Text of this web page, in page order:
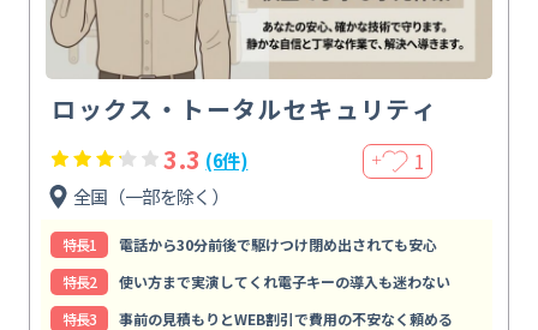
ロックス・トータルセキュリティ
3.3 (6件) ＋ 1
全国（一部を除く）
特⻑1
電話から30分前後で駆けつけ閉め出されても安心
特⻑2
使い方まで実演してくれ電子キーの導入も迷わない
特⻑3
事前の見積もりとWEB割引で費用の不安なく頼める